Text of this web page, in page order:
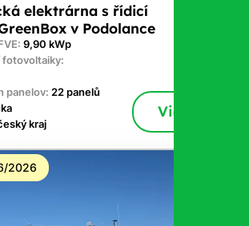
elektrárna s řídicí
v Podolance
9,90 kWp
fotovoltaiky:
panelov: 22 panelů
kraj
Viac
2026